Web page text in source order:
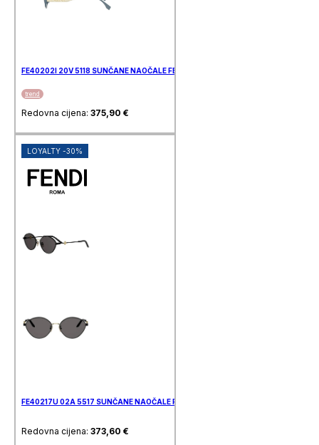
FE40202I 20V 5118 SUNČANE NAOČALE FENDI
trend
Redovna cijena: 375,90 €
LOYALTY -30%
FE40217U 02A 5517 SUNČANE NAOČALE FENDI
Redovna cijena: 373,60 €